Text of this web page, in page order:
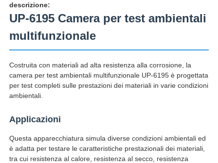
Casa
Prodotti
descrizione:
UP-6195 Camera per test ambientali
multifunzionale
Costruita con materiali ad alta resistenza alla corrosione, la
camera per test ambientali multifunzionale UP-6195 è progettata
per test completi sulle prestazioni dei materiali in varie condizioni
ambientali.
Applicazioni
Questa apparecchiatura simula diverse condizioni ambientali ed
è adatta per testare le caratteristiche prestazionali dei materiali,
tra cui resistenza al calore, resistenza al secco, resistenza